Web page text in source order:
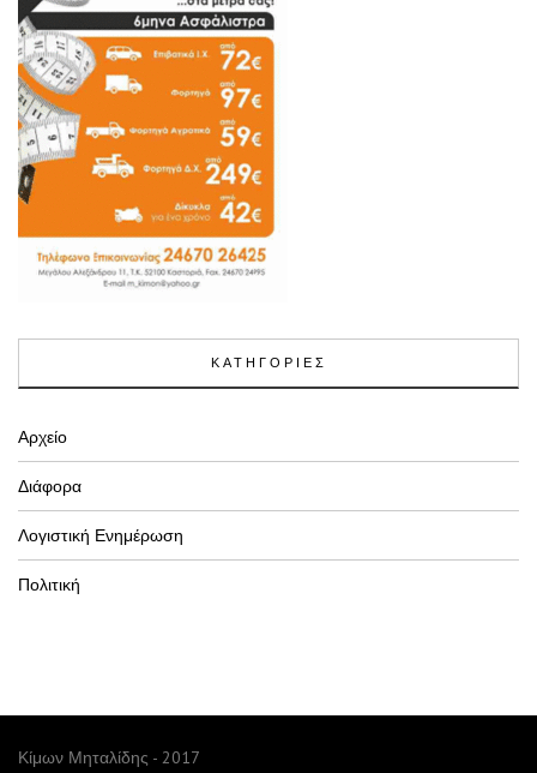
ΚΑΤΗΓΟΡΙΕΣ
Αρχείο
Διάφορα
Λογιστική Ενημέρωση
Πολιτική
Κίμων Μηταλίδης - 2017